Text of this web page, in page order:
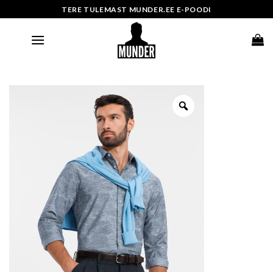
to
TERE TULEMAST MUNDER.EE E-POODI